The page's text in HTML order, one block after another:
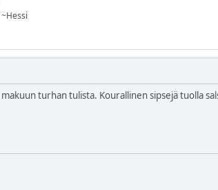
turhan tulista. Kourallinen sipsejä tuolla